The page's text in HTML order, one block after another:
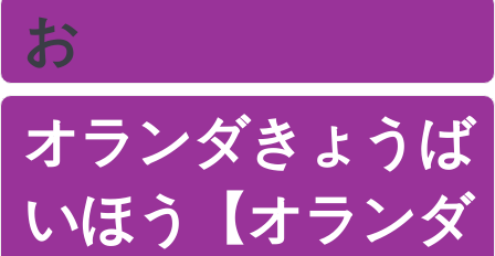
お
オランダきょうば
いほう【オランダ